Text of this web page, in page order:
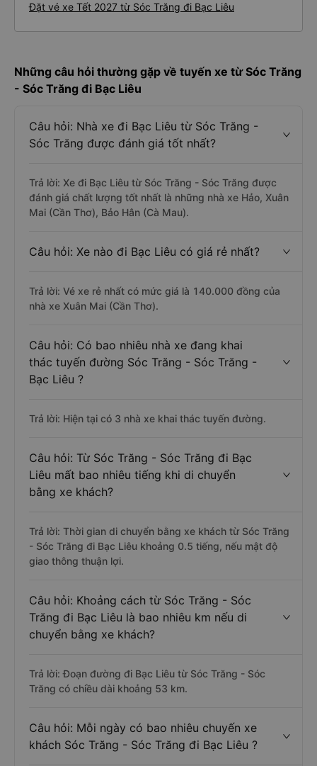
Đặt vé xe Tết 2027 từ Sóc Trăng đi Bạc Liêu
Những câu hỏi thường gặp về tuyến xe từ Sóc Trăng
- Sóc Trăng đi Bạc Liêu
Câu hỏi: Nhà xe đi Bạc Liêu từ Sóc Trăng -
Sóc Trăng được đánh giá tốt nhất?
Trả lời: Xe đi Bạc Liêu từ Sóc Trăng - Sóc Trăng được
đánh giá chất lượng tốt nhất là những nhà xe Hảo, Xuân
Mai (Cần Thơ), Bảo Hân (Cà Mau).
Câu hỏi: Xe nào đi Bạc Liêu có giá rẻ nhất?
Trả lời: Vé xe rẻ nhất có mức giá là 140.000 đồng của
nhà xe Xuân Mai (Cần Thơ).
Câu hỏi: Có bao nhiêu nhà xe đang khai
thác tuyến đường Sóc Trăng - Sóc Trăng -
Bạc Liêu ?
Trả lời: Hiện tại có 3 nhà xe khai thác tuyến đường.
Câu hỏi: Từ Sóc Trăng - Sóc Trăng đi Bạc
Liêu mất bao nhiêu tiếng khi di chuyển
bằng xe khách?
Trả lời: Thời gian di chuyển bằng xe khách từ Sóc Trăng
- Sóc Trăng đi Bạc Liêu khoảng 0.5 tiếng, nếu mật độ
giao thông thuận lợi.
Câu hỏi: Khoảng cách từ Sóc Trăng - Sóc
Trăng đi Bạc Liêu là bao nhiêu km nếu di
chuyển bằng xe khách?
Trả lời: Đoạn đường đi Bạc Liêu từ Sóc Trăng - Sóc
Trăng có chiều dài khoảng 53 km.
Câu hỏi: Mỗi ngày có bao nhiêu chuyến xe
khách Sóc Trăng - Sóc Trăng đi Bạc Liêu ?